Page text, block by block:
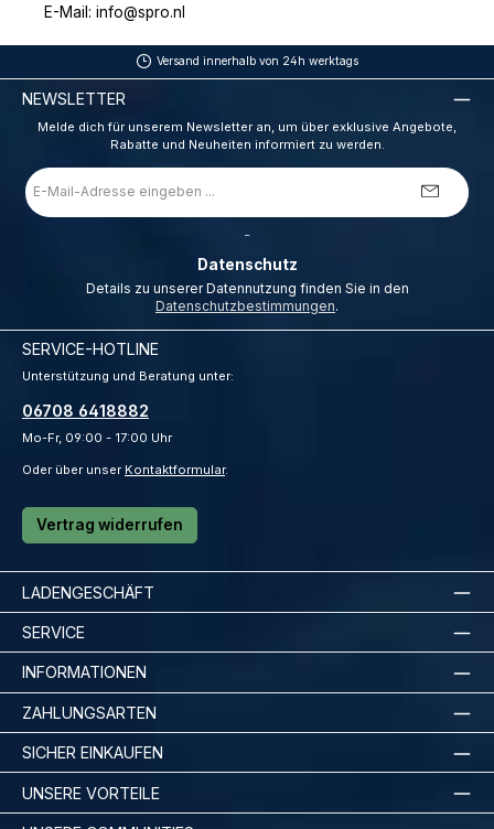
E-Mail: info@spro.nl
Versand innerhalb von 24h werktags
NEWSLETTER
Melde dich für unserem Newsletter an, um über exklusive Angebote,
Rabatte und Neuheiten informiert zu werden.
E-
Mail-
Adresse
Datenschutz
Datenschutzbestimmungen.
SERVICE-HOTLINE
Unterstützung und Beratung unter:
06708 6418882
Mo-Fr, 09:00 - 17:00 Uhr
Oder über unser Kontaktformular.
Vertrag widerrufen
LADENGESCHÄFT
SERVICE
INFORMATIONEN
ZAHLUNGSARTEN
SICHER EINKAUFEN
UNSERE VORTEILE